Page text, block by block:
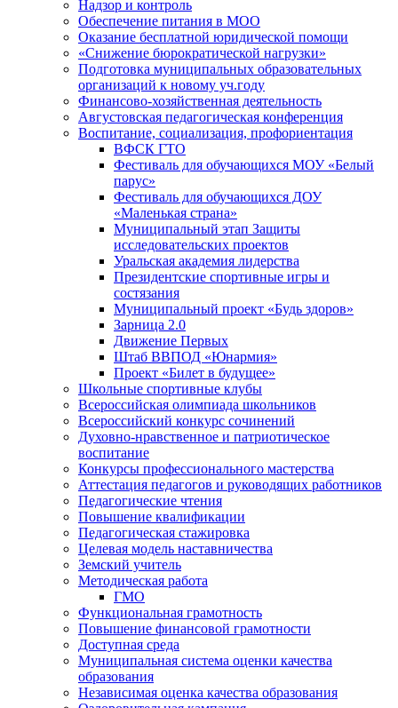
Надзор и контроль
Обеспечение питания в МОО
Оказание бесплатной юридической помощи
«Снижение бюрократической нагрузки»
Подготовка муниципальных образовательных
организаций к новому уч.году
Финансово-хозяйственная деятельность
Августовская педагогическая конференция
Воспитание, социализация, профориентация
ВФСК ГТО
Фестиваль для обучающихся МОУ «Белый
парус»
Фестиваль для обучающихся ДОУ
«Маленькая страна»
Муниципальный этап Защиты
исследовательских проектов
Уральская академия лидерства
Президентские спортивные игры и
состязания
Муниципальный проект «Будь здоров»
Зарница 2.0
Движение Первых
Штаб ВВПОД «Юнармия»
Проект «Билет в будущее»
Школьные спортивные клубы
Всероссийская олимпиада школьников
Всероссийский конкурс сочинений
Духовно-нравственное и патриотическое
воспитание
Конкурсы профессионального мастерства
Аттестация педагогов и руководящих работников
Педагогические чтения
Повышение квалификации
Педагогическая стажировка
Целевая модель наставничества
Земский учитель
Методическая работа
ГМО
Функциональная грамотность
Повышение финансовой грамотности
Доступная среда
Муниципальная система оценки качества
образования
Независимая оценка качества образования